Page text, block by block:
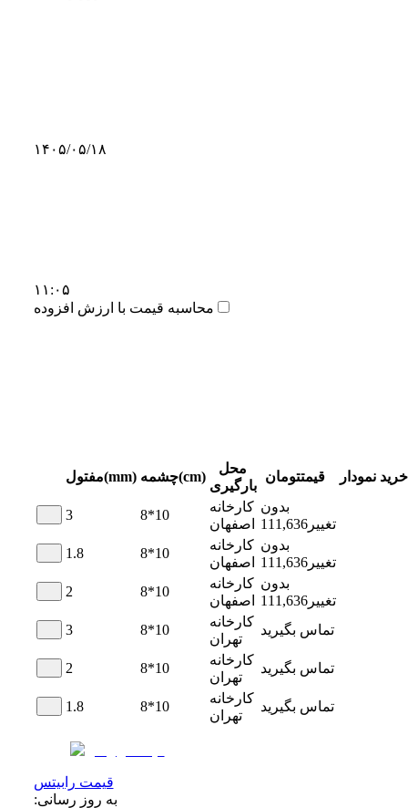
۱۴۰۵/۰۵/۱۸
۱۱:۰۵
محاسبه قیمت با ارزش افزوده
مفتول(mm) چشمه(cm)
محل
بارگیری
قیمتتومان نمودار خرید
3 8*10
کارخانه
اصفهان
بدون
تغییر111,636
1.8
8*10
کارخانه
اصفهان
بدون
تغییر111,636
2
8*10
کارخانه
اصفهان
بدون
تغییر111,636
3
8*10
کارخانه
تهران
تماس بگیرید
2 8*10
کارخانه
تهران
تماس بگیرید
1.8 8*10
کارخانه
تهران
تماس بگیرید
قیمت رابیتس
به روز رسانی: